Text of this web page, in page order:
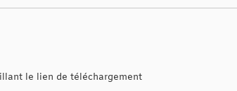
le lien de téléchargement